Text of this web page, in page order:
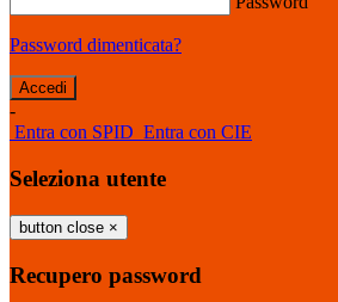
Password dimenticata?
-
Entra con SPID Entra con CIE
Seleziona utente
button close ×
Recupero password